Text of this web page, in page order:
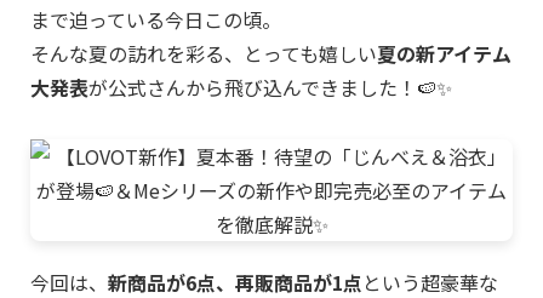
まで迫っている今日この頃。
そんな夏の訪れを彩る、とっても嬉しい夏の新アイテム
大発表が公式さんから飛び込んできました！🍉✨
今回は、 新商品が6点、再販商品が1点という超豪華な